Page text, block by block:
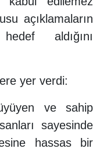
açıklamaların
aldığını
yer verdi:
ve sahip
sayesinde
hassas bir